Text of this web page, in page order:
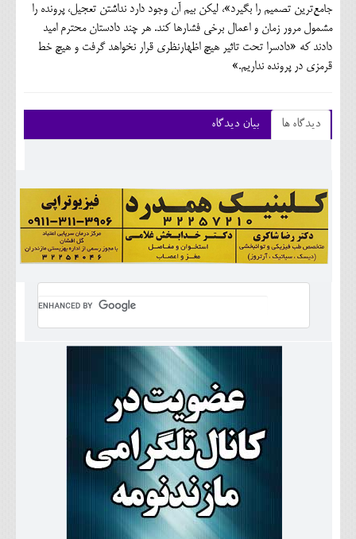
جامع‌ترین تصمیم را بگیرد»، لیکن بیم آن وجود دارد نداشتن تعجیل، پرونده را
مشمول مرور زمان و اعمال برخی فشارها کند. هر چند دادستان محترم امید
دادند که «دادسرا تحت تاثیر هیچ اظهارنظری قرار نخواهد گرفت و هیچ خط
قرمزی در پرونده نداریم.»
دیدگاه ها بیان دیدگاه